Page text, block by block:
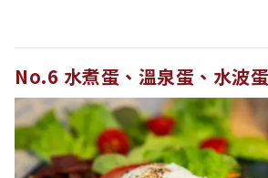
No.6 水煮蛋、溫泉蛋、水波蛋